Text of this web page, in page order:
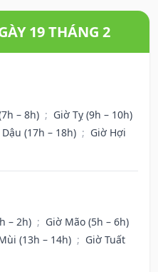
19 THÁNG 2
– 8h) ; Giờ Tỵ (9h – 10h)
(17h – 18h) ; Giờ Hợi
– 2h) ; Giờ Mão (5h – 6h)
(13h – 14h) ; Giờ Tuất